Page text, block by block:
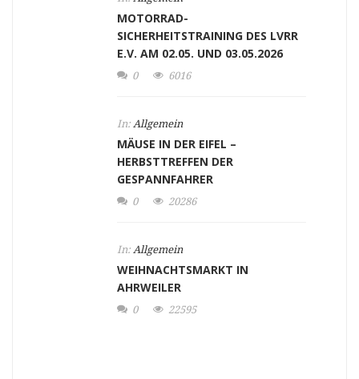
MOTORRAD-
SICHERHEITSTRAINING DES LVRR
E.V. AM 02.05. UND 03.05.2026
0 6016
In: Allgemein
MÄUSE IN DER EIFEL –
HERBSTTREFFEN DER
GESPANNFAHRER
0 20286
In: Allgemein
WEIHNACHTSMARKT IN
AHRWEILER
0 22595